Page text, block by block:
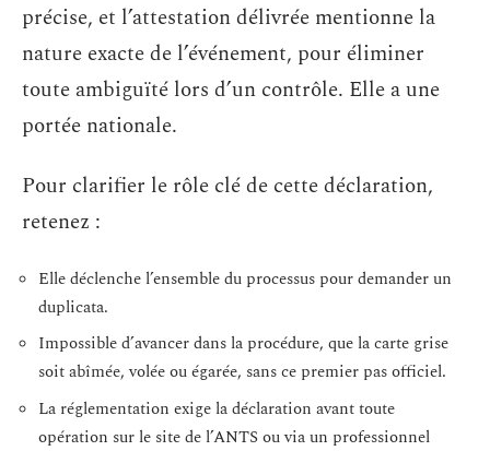
précise, et l’attestation délivrée mentionne la
nature exacte de l’événement, pour éliminer
toute ambiguïté lors d’un contrôle. Elle a une
portée nationale.
Pour clarifier le rôle clé de cette déclaration,
retenez :
Elle déclenche l’ensemble du processus pour demander un
duplicata.
Impossible d’avancer dans la procédure, que la carte grise
soit abîmée, volée ou égarée, sans ce premier pas officiel.
La réglementation exige la déclaration avant toute
opération sur le site de l’ANTS ou via un professionnel